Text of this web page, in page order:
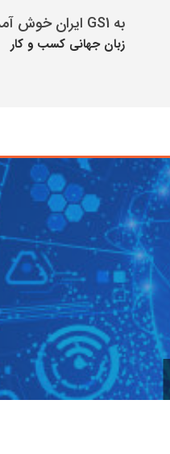
به GS1 ایران خوش آمدید
زبان جهانی كسب و كار